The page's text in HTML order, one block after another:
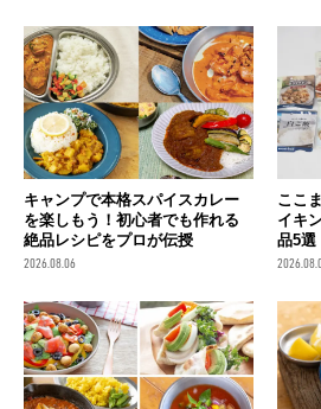
キャンプで本格スパイスカレー
を楽しもう！初心者でも作れる
絶品レシピをプロが伝授
2026.08.06
ここ
イキ
品5選